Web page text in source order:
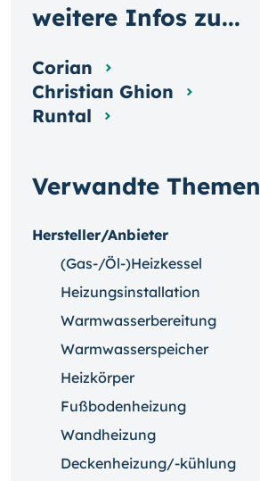
Verwandte Themen
Hersteller/Anbieter
(Gas-/Öl-)Heizkessel
Heizungsinstallation
Warmwasserbereitung
Warmwasserspeicher
Heizkörper
Fußbodenheizung
Wandheizung
Deckenheizung/-kühlung
weitere Infos zu...
Corian
Christian Ghion
Runtal